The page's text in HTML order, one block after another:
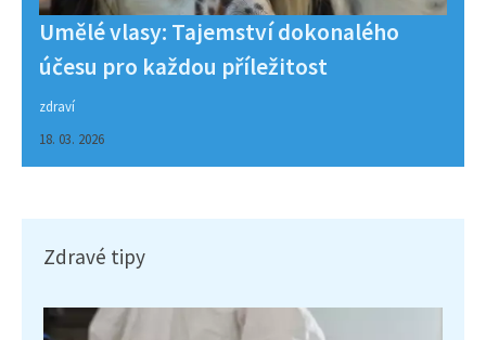
Umělé vlasy: Tajemství dokonalého
účesu pro každou příležitost
zdraví
18. 03. 2026
Zdravé tipy